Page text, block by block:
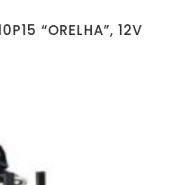
“ORELHA”, 12V